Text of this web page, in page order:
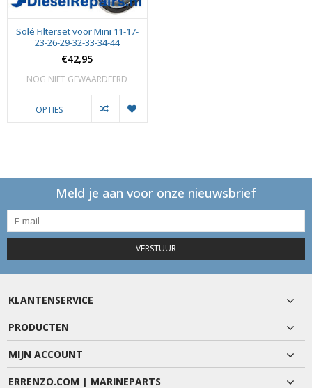
Solé Filterset voor Mini 11-17-
23-26-29-32-33-34-44
€42,95
NOG NIET GEWAARDEERD
OPTIES
Meld je aan voor onze nieuwsbrief
VERSTUUR
KLANTENSERVICE
PRODUCTEN
MIJN ACCOUNT
ERRENZO.COM | MARINEPARTS